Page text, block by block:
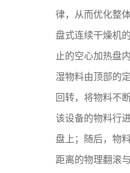
律，从而优化整
盘式连续干燥机
止的空心加热盘
湿物料由顶部的
回转，将物料不
该设备的物料行
盘上；随后，物
距离的物理翻滚